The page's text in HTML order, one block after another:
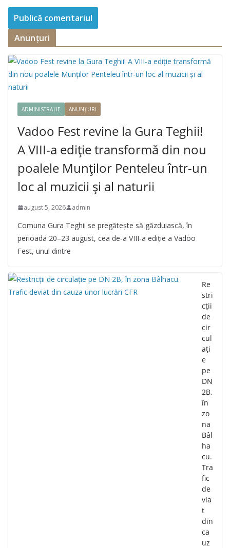
Anunțuri
ADMINISTRAȚIE ANUNȚURI
Vadoo Fest revine la Gura Teghii!
A VIII-a ediție transformă din nou
poalele Munților Penteleu într-un
loc al muzicii și al naturii
august 5, 2026 admin
Comuna Gura Teghii se pregătește să găzduiască, în
perioada 20–23 august, cea de-a VIII-a ediție a Vadoo
Fest, unul dintre
Re
stri
cții
de
cir
cul
ați
e
pe
DN
2B,
în
zo
na
Bâl
ha
cu.
Tra
fic
de
via
t
din
ca
uz